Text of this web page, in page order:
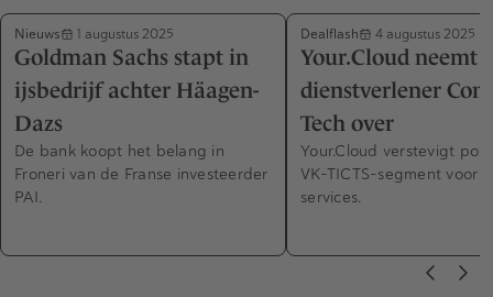
Nieuws 1 augustus 2025
Goldman Sachs stapt in
ijsbedrijf achter Häagen-
Dazs
De bank koopt het belang in
Froneri van de Franse investeerder
PAI.
Dealflash 4 augustus 2025
Your.Cloud neemt
dienstverlener
Tech over
Your.Cloud verstevigt
VK-TICTS-segment voor
services.